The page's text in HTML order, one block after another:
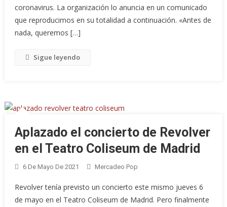
coronavirus. La organización lo anuncia en un comunicado
que reproducimos en su totalidad a continuación. «Antes de
nada, queremos […]
Sigue leyendo
Aplazado el concierto de Revolver
en el Teatro Coliseum de Madrid
6 De Mayo De 2021 Mercadeo Pop
Revolver tenía previsto un concierto este mismo jueves 6
de mayo en el Teatro Coliseum de Madrid. Pero finalmente